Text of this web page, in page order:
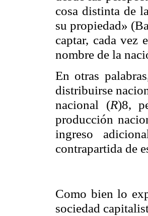
cosa distinta de
su propiedad»
captar, cada vez
nombre de la
En otras
distribuirse
nacional (R)8,
producción
ingreso
contrapartida de
Como bien lo
sociedad